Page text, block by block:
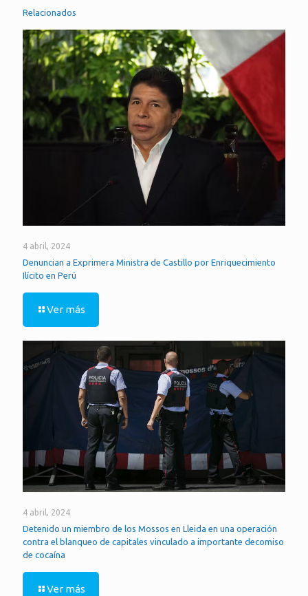
Relacionados
4 abril, 2024
Denuncian a Exprimera Ministra de Castillo por Enriquecimiento
Ilícito en Perú
Ver más
4 abril, 2024
Detenido un miembro de los Mossos en Lleida en una operación
contra el blanqueo de capitales vinculado a importante decomiso
de cocaína
Ver más